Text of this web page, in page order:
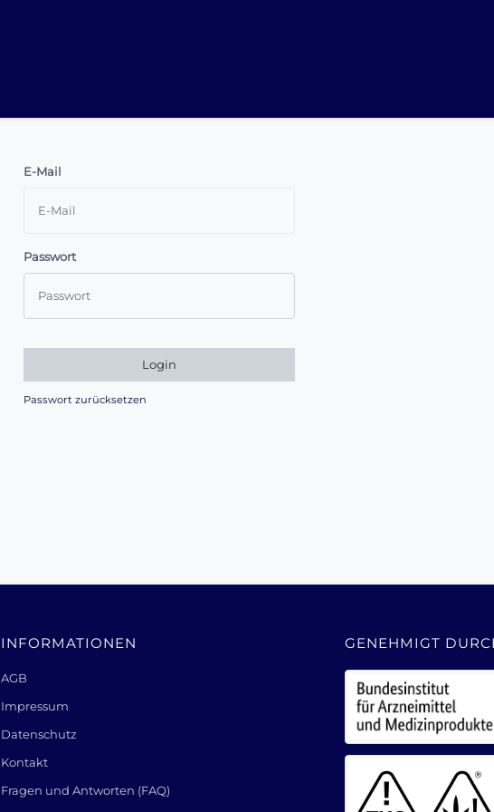
E-Mail
Passwort
Login
Passwort zurücksetzen
INFORMATIONEN
AGB
Impressum
Datenschutz
Kontakt
Fragen und Antworten (FAQ)
GENEHMIGT